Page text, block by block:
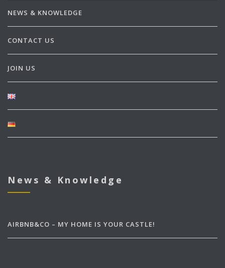
NEWS & KNOWLEDGE
CONTACT US
JOIN US
News & Knowledge
AIRBNB&CO – MY HOME IS YOUR CASTLE!